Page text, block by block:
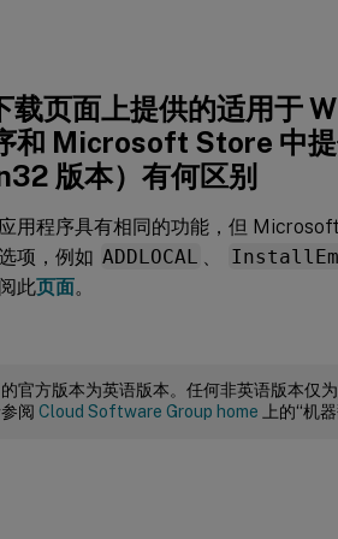
页面上提供的适用于
和 Microsoft Store 中
版本）有何区别
用程序具有相同的功能，但
项，例如 ADDLOCAL
此页面。
官方版本为英语版本。任何非英语版本仅
阅 Cloud Software Group home 上的“机